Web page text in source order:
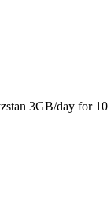
3GB/day for 10